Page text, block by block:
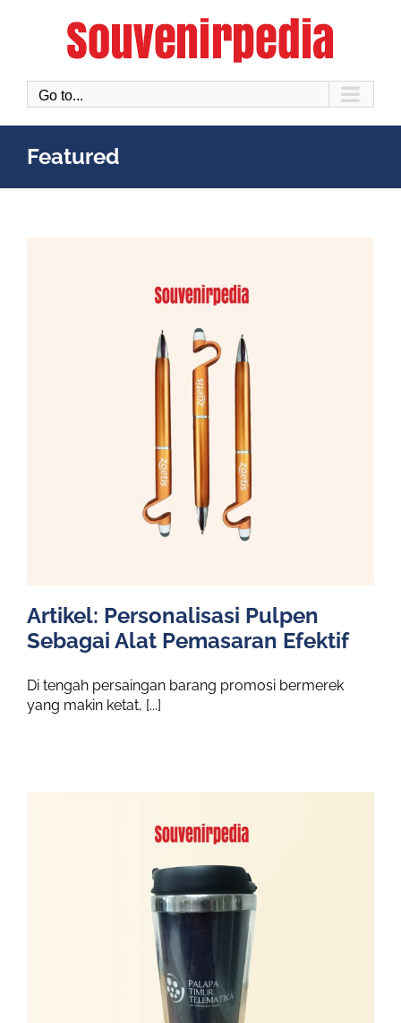
Go to...
Featured
Artikel: Personalisasi Pulpen
Sebagai Alat Pemasaran Efektif
Di tengah persaingan barang promosi bermerek
yang makin ketat, [...]